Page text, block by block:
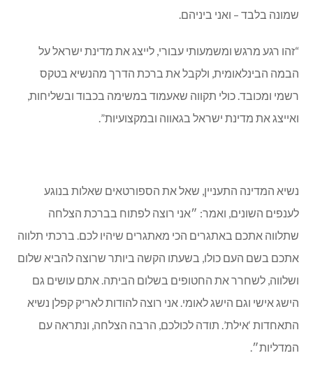
שמונה בלבד – ואני ביניהם.
“זהו רגע מרגש ומשמעותי עבורי, לייצג את מדינת ישראל על
הבמה הבינלאומית, ולקבל את ברכת הדרך מהנשיא בטקס
רשמי ומכובד. כולי תקווה שאעמוד במשימה בכבוד ובשליחות,
ואייצג את מדינת ישראל בגאווה ובמקצועיות”.
נשיא המדינה התעניין, שאל את הספורטאים שאלות בנוגע
לענפים השונים, ואמר: ״אני רוצה לפתוח בברכת הצלחה
שתלווה אתכם באתגרים הכי מאתגרים שיהיו לכם. ברכתי תלווה
אתכם בשם העם כולו, בשעתו הקשה ביותר שרוצה להביא שלום
ושלווה, לשחרר את החטופים בשלום הביתה. אתם עושים גם
הישג אישי וגם הישג לאומי. אני רוצה להודות לאריק קפלן נשיא
התאחדות ‘אילת’. תודה לכולכם, הרבה הצלחה, ונתראה עם
המדליות״.